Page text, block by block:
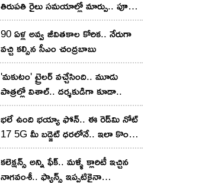
తిరుపతి రైలు సమయాల్లో మార్పు.. పూర్తి
డీటెయిల్స్ ఇవే
90 ఏళ్ల అవ్వ జీవితకాల కోరిక.. నేరుగా
వచ్చి కల్సిన సీఎం చంద్రబాబు
'మకుటం' ట్రైలర్ వచ్చేసింది.. మూడు
పాత్రల్లో విశాల్.. దర్శకుడిగా కూడా..
భలే ఉంది భయ్యా ఫోన్.. ఈ రెడ్‌మి నోట్
17 5G మీ బడ్జెట్ ధరలోనే.. ఇలా కొంటే
ఇంకా తక్కువకే..!
కలెక్షన్స్ అన్ని ఫేక్.. మళ్ళీ క్లారిటీ ఇచ్చిన
నాగవంశీ.. ఫ్యాన్స్ ఇప్పటికైనా